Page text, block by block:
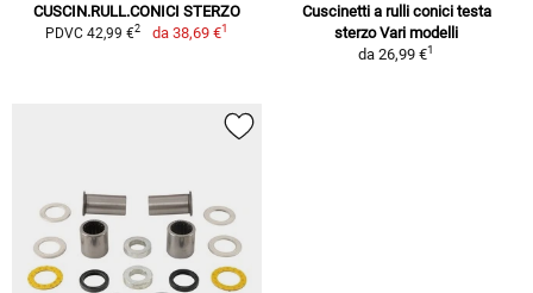
CUSCIN.RULL.CONICI STERZO
PDVC 42,99 €2 da 38,69 €1
Cuscinetti a rulli conici testa
sterzo Vari modelli
da 26,99 €1